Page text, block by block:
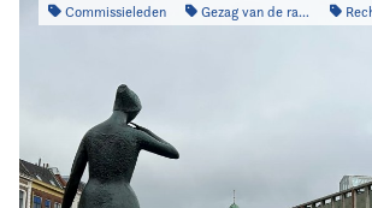
Commissieleden Gezag van de raad